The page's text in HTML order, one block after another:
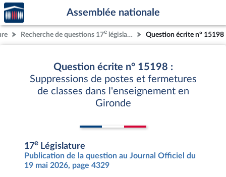
Aller au contenu
Aller en bas de la page
Accèder
à la
page
d'accueil
Assemblée nationale
Recherche de questions 17e législature Question écrite n° 15198
Question écrite n° 15198 :
Suppressions de postes et fermetures
de classes dans l'enseignement en
Gironde
17e Législature
Publication de la question au Journal Officiel du
19 mai 2026, page 4329